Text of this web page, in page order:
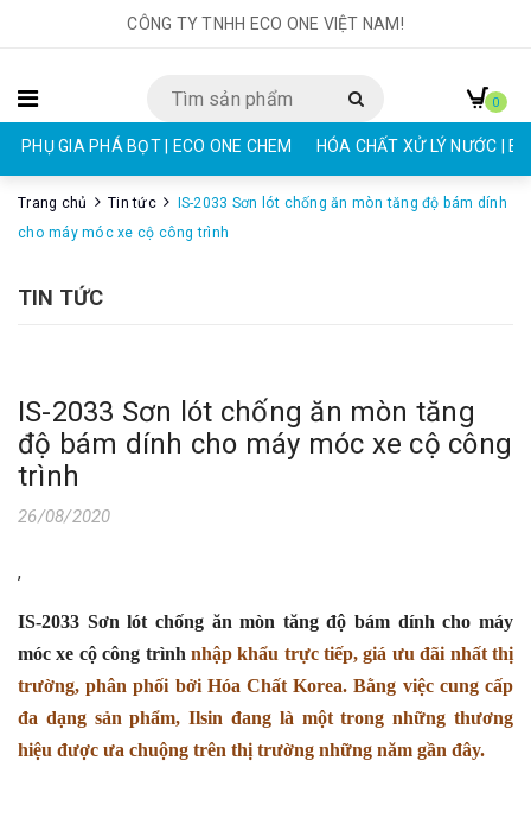
CÔNG TY TNHH ECO ONE VIỆT NAM!
PHỤ GIA PHÁ BỌT | ECO ONE CHEM HÓA CHẤT XỬ LÝ NƯỚC |
0
Trang chủ Tin tức
IS-2033 Sơn lót chống ăn mòn tăng độ bám dính
cho máy móc xe cộ công trình
TIN TỨC
IS-2033 Sơn lót chống ăn mòn tăng
độ bám dính cho máy móc xe cộ công
trình
26/08/2020
,
IS-2033 Sơn lót chống ăn mòn tăng độ bám dính cho máy
móc xe cộ công trình nhập khẩu trực tiếp, giá ưu đãi nhất thị
trường, phân phối bởi Hóa Chất Korea. Bằng việc cung cấp
đa dạng sản phẩm, Ilsin đang là một trong những thương
hiệu được ưa chuộng trên thị trường những năm gần đây.